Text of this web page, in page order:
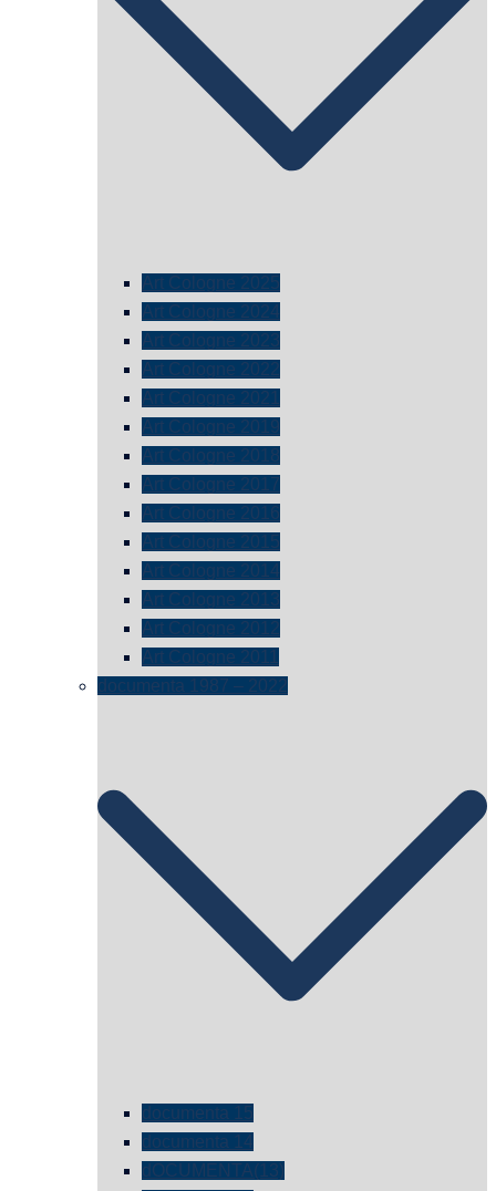
Art Cologne 2025
Art Cologne 2024
Art Cologne 2023
Art Cologne 2022
Art Cologne 2021
Art Cologne 2019
Art Cologne 2018
Art Cologne 2017
Art Cologne 2016
Art Cologne 2015
Art Cologne 2014
Art Cologne 2013
Art Cologne 2012
Art Cologne 2011
documenta 1987 – 2022
documenta 15
documenta 14
dOCUMENTA(13)